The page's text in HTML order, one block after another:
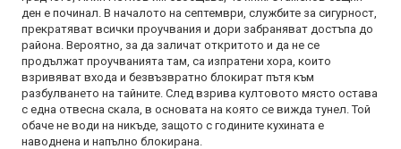
ден е починал. В началото на септември, службите за сигурност,
прекратяват всички проучвания и дори забраняват достъпа до
района. Вероятно, за да заличат откритото и да не се
продължат проучванията там, са изпратени хора, които
взривяват входа и безвъзвратно блокират пътя към
разбулването на тайните. След взрива култовото място остава
с една отвесна скала, в основата на която се вижда тунел. Той
обаче не води на никъде, защото с годините кухината е
наводнена и напълно блокирана.